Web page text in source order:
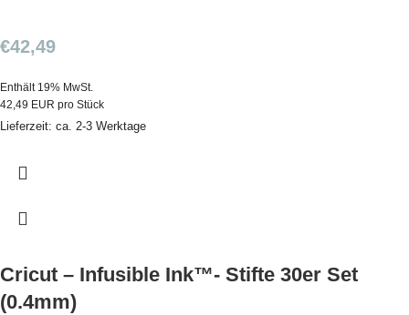
€42,49
Enthält 19% MwSt.
42,49 EUR pro Stück
Lieferzeit: ca. 2-3 Werktage
Cricut – Infusible Ink™- Stifte 30er Set
(0.4mm)